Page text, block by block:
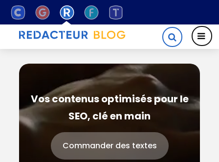
Vos contenus optimisés pour le
SEO, clé en main
Commander des textes